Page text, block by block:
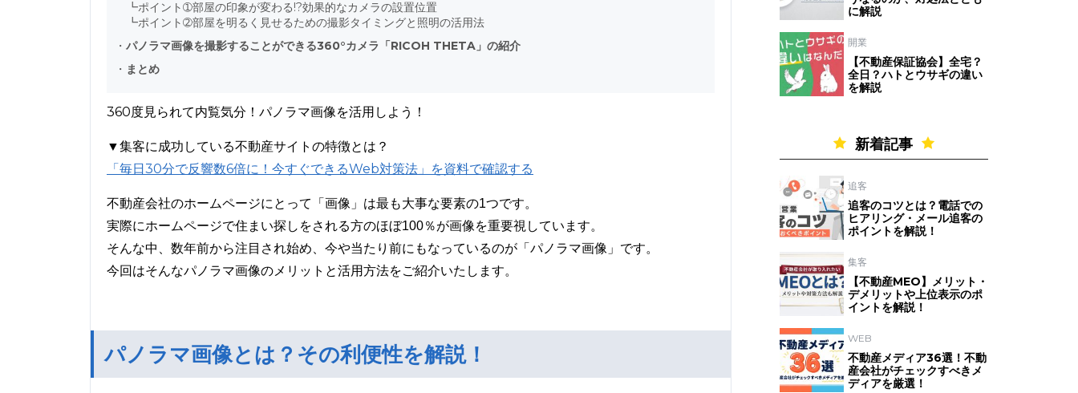
┗ポイント➀部屋の印象が変わる!?効果的なカメラの設置位置
┗ポイント➁部屋を明るく見せるための撮影タイミングと照明の活用法
・ パノラマ画像を撮影することができる360°カメラ「RICOH THETA」の紹介
・ まとめ
360度見られて内覧気分！パノラマ画像を活用しよう！
▼集客に成功している不動産サイトの特徴とは？
「毎日30分で反響数6倍に！今すぐできるWeb対策法」を資料で確認する
不動産会社のホームページにとって「画像」は最も大事な要素の1つです。
実際にホームページで住まい探しをされる方のほぼ100％が画像を重要視しています。
そんな中、数年前から注目され始め、今や当たり前にもなっているのが「パノラマ画像」です。
今回はそんなパノラマ画像のメリットと活用方法をご紹介いたします。
パノラマ画像とは？その利便性を解説！
に解説
開業
【不動産保証協会】全宅？
全日？ハトとウサギの違い
を解説
新着記事
追客
追客のコツとは？電話での
ヒアリング・メール追客の
ポイントを解説！
集客
【不動産MEO】メリット・
デメリットや上位表示のポ
イントを解説！
WEB
不動産メディア36選！不動
産会社がチェックすべきメ
ディアを厳選！